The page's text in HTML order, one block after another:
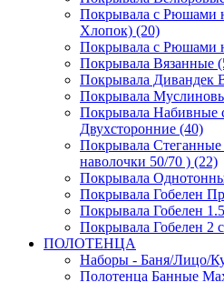
Покрывала с Рюшами
Хлопок) (20)
Покрывала с Рюшами
Покрывала Вязанные
Покрывала Дивандек
Покрывала
Покрывала Набивные
Двухсторонние (40)
Покрывала Стеганные
наволочки 50/70 ) (22)
Покрывала
Покрывала Гобелен
Покрывала Гобелен
Покрывала Гобелен 2
ПОЛОТЕНЦА
Наборы - Баня/Лицо/
Полотенца Банные